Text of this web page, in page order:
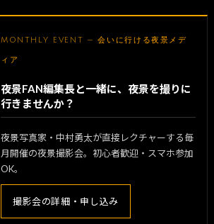
MONTHLY EVENT — 会いに行ける夜景メデ
ィア
夜景FAN編集長と一緒に、夜景を撮りに
行きませんか？
夜景写真家・中村勇太が直接レクチャーする毎
月開催の夜景撮影会。初心者歓迎・スマホ参加
OK。
撮影会の詳細・申し込み